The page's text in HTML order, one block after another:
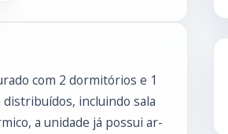
com 2 dormitórios e 1
incluindo sala
a unidade já possui ar-